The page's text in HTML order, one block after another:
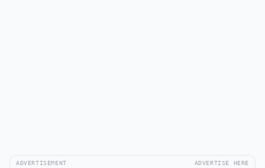
ADVERTISEMENT ADVERTISE HERE